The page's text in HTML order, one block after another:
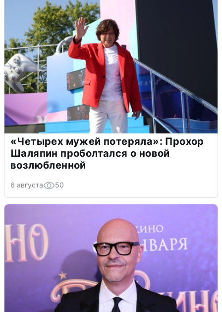
«Четырех мужей потеряла»: Прохор
Шаляпин проболтался о новой
возлюбленной
6 августа 50